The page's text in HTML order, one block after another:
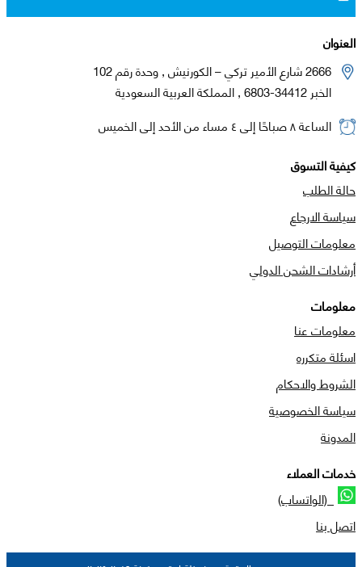
العنوان
2666 شارع الأمير تركي – الكورنيش , وحدة رقم 102
الخبر 34412-6803 , المملكة العربية السعودية
الساعة ٨ صباحًا إلى ٤ مساء من الأحد إلى الخميس
كيفية التسوق
حالة الطلب
سياسة الارجاع
معلومات التوصيل
أرشادات الشحن الدولي
معلومات
معلومات عنا
اسئلة متكرره
الشروط والاحكام
سياسة الخصوصية
المدونة
خدمات العملاء
(الواتساب)
اتصل بنا